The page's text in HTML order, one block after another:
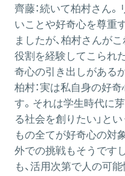
齊藤：続いて柏村さん。
いことや好奇心を尊重
ましたが、柏村さんが
役割を経験してこられ
奇心の引き出しがある
柏村：実は私自身の好奇
す。それは学生時代に
る社会を創りたい」と
もの全てが好奇心の対
外での挑戦もそうです
も、活用次第で人の可